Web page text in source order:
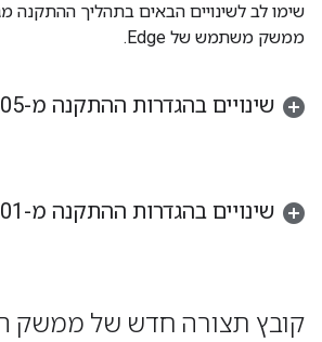
שימו לב לשינויים הבאים בתהליך
ממשק משתמש של Edge.
שינויים בהגדרות ההתקנה מ-Edge 405
שינויים בהגדרות ההתקנה מ-Edge 4 01
קובץ תצורה חדש של